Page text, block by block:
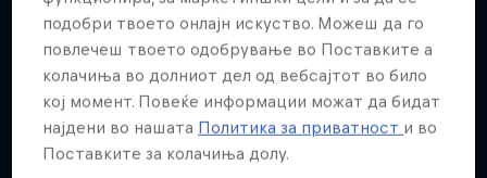
авијатичарска историјаовдекаде се објаснува
за долгиот лет на луксузниот Даглас под ЈАТ низ
сега веќе екс југословенските простори, целиот
свет, Замбија (звучи на Тито така?), САД и
Австрија.
подобри твоето онлајн искуство. Можеш да го
повлечеш твоето одобрување во Поставките а
колачиња во долниот дел од вебсајтот во било
кој момент. Повеќе информации можат да бидат
најдени во нашата Политика за приватност и во
Поставките за колачиња долу.